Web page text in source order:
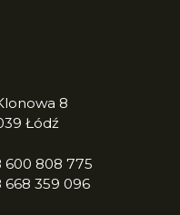
8
Łódź
600 808 775
668 359 096